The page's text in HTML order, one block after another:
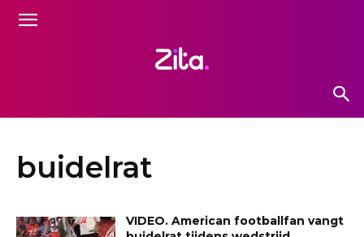
buidelrat
VIDEO. American footballfan vangt